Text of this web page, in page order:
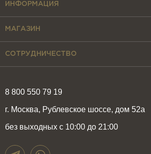
8 800 550 79 19
г. Москва, Рублевское шоссе, дом 52а
без выходных с 10:00 до 21:00
ИНФОРМАЦИЯ
МАГАЗИН
СОТРУДНИЧЕСТВО